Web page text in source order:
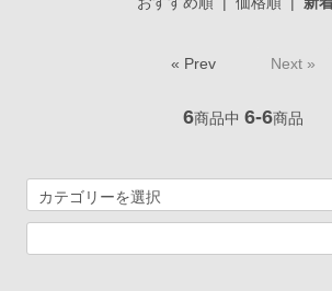
« Prev Next »
6商品中 6-6商品